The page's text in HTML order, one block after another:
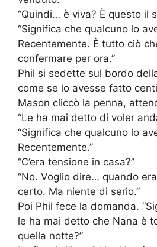
“Quindi… è viva? È questo il
“Significa che qualcuno lo
Recentemente. È tutto ciò
confermare per ora.”
Phil si sedette sul bordo
come se lo avesse fatto
Mason cliccò la penna,
“Le ha mai detto di voler
“Significa che qualcuno lo
Recentemente.”
“C’era tensione in casa?”
“No. Voglio dire… quando
certo. Ma niente di serio.”
Poi Phil fece la domanda.
le ha mai detto che Nana è
quella notte?”